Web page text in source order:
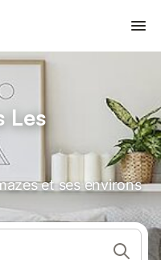
Les
et ses environs